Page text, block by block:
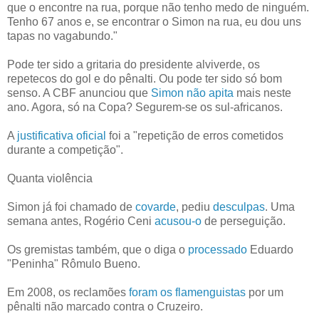
que o encontre na rua, porque não tenho medo de ninguém.
Tenho 67 anos e, se encontrar o Simon na rua, eu dou uns
tapas no vagabundo."
Pode ter sido a gritaria do presidente alviverde, os
repetecos do gol e do pênalti. Ou pode ter sido só bom
senso. A CBF anunciou que Simon não apita mais neste
ano. Agora, só na Copa? Segurem-se os sul-africanos.
A justificativa oficial foi a "repetição de erros cometidos
durante a competição".
Quanta violência
Simon já foi chamado de covarde, pediu desculpas. Uma
semana antes, Rogério Ceni acusou-o de perseguição.
Os gremistas também, que o diga o processado Eduardo
"Peninha" Rômulo Bueno.
Em 2008, os reclamões foram os flamenguistas por um
pênalti não marcado contra o Cruzeiro.